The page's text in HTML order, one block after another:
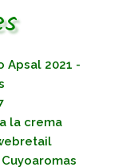
Apsal 2021 -
la crema